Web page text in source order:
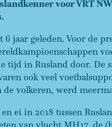
voor VRT
6 jaar geleden. Voor de
tijd in Rusland door. De
ook veel
volkeren, werd
ei in 2018 tussen
van vlucht MH17, de